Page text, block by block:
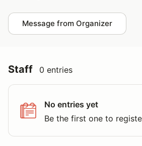
Message from Organizer
Staff 0 entries
No entries yet
Be the first one to